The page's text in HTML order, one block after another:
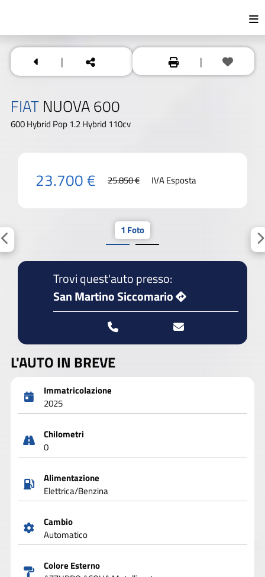
| |
FIAT NUOVA 600
600 Hybrid Pop 1.2 Hybrid 110cv
23.700 € 25.850 € IVA Esposta
1 Foto
Trovi quest'auto presso:
San Martino Siccomario
L'AUTO IN BREVE
Immatricolazione
2025
Chilometri
0
Alimentazione
Elettrica/Benzina
Cambio
Automatico
Colore Esterno